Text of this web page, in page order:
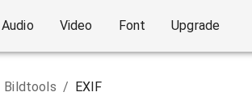
Audio Video Font Upgrade
Bildtools / EXIF